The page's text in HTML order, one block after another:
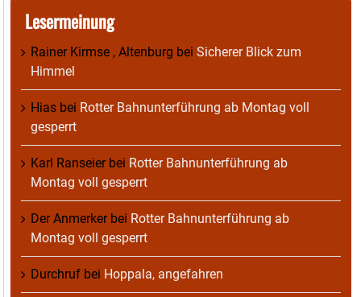
Lesermeinung
Rainer Kirmse , Altenburg bei Sicherer Blick zum
Himmel
Hias bei Rotter Bahnunterführung ab Montag voll
gesperrt
Karl Ranseierbei Rotter Bahnunterführung ab
Montag voll gesperrt
Der Anmerkerbei Rotter Bahnunterführung ab
Montag voll gesperrt
Durchruf bei Hoppala, angefahren